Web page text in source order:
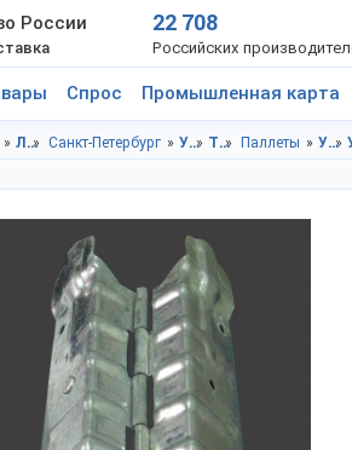
России 22 708
Российских
Спрос Промышленная карта
Ленинградская область Санкт-Петербург Упаковка Тара Паллеты Упаковка в Ленинградской области